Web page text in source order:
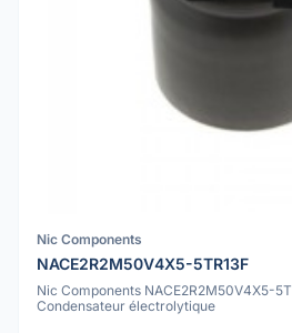
Nic Components
NACE2R2M50V4X5-5TR13F
Nic Components NACE2R2M50V4X5-
Condensateur électrolytique